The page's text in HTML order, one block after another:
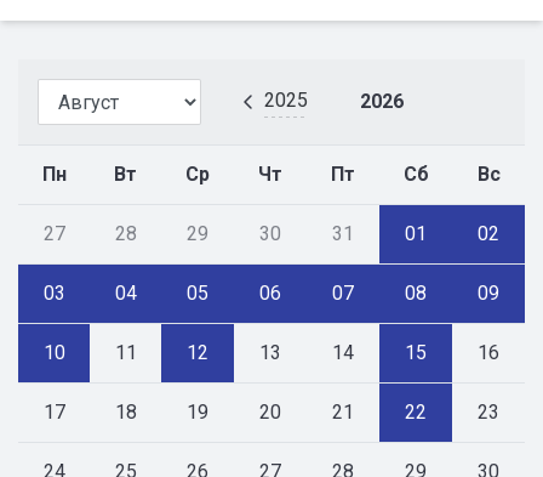
2025 2026
Пн Вт Ср Чт Пт Сб Вс
27 28 29 30 31 01 02
03 04 05 06 07 08 09
10 11 12 13 14 15 16
17 18 19 20 21 22 23
24 25 26 27 28 29 30